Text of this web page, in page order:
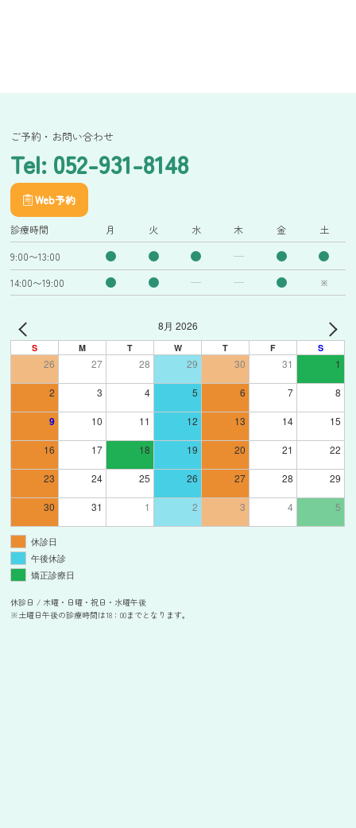
ご予約・お問い合わせ
Tel: 052-931-8148
Web予約
診療時間 月 火 水 木 金 土
9:00〜13:00
14:00〜19:00
※
8月 2026
S M T W T F S
26 27 28 29 30 31 1
2 3 4 5 6 7 8
9 10 11 12 13 14 15
16 17 18 19 20 21 22
23 24 25 26 27 28 29
30 31 1 2 3 4 5
休診日
午後休診
矯正診療日
休診日 / 木曜・日曜・祝日・水曜午後
※土曜日午後の診療時間は18：00までとなります。